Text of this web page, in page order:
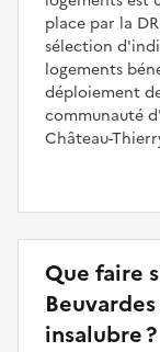
place par la
sélection
logements
déploiement
communauté
Château-
Que faire
insalubre ?